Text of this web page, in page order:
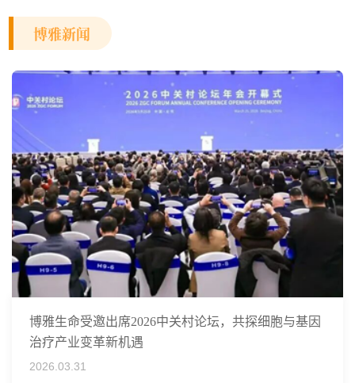
博雅新闻
博雅生命受邀出席2026中关村论坛，共探细胞与基因
治疗产业变革新机遇
2026.03.31